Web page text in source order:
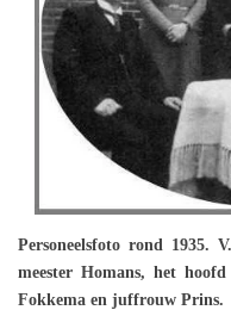
Personeelsfoto rond 1935.
meester Homans, het
Fokkema en juffrouw Prins.